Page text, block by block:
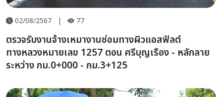
02/08/2567 | 77
ตรวจรับงานจ้างเหมางานซ่อมทางผิวแอสฟัลต์
ทางหลวงหมายเลข 1257 ตอน ศรีบุญเรือง - หลักลาย
ระหว่าง กม.0+000 - กม.3+125